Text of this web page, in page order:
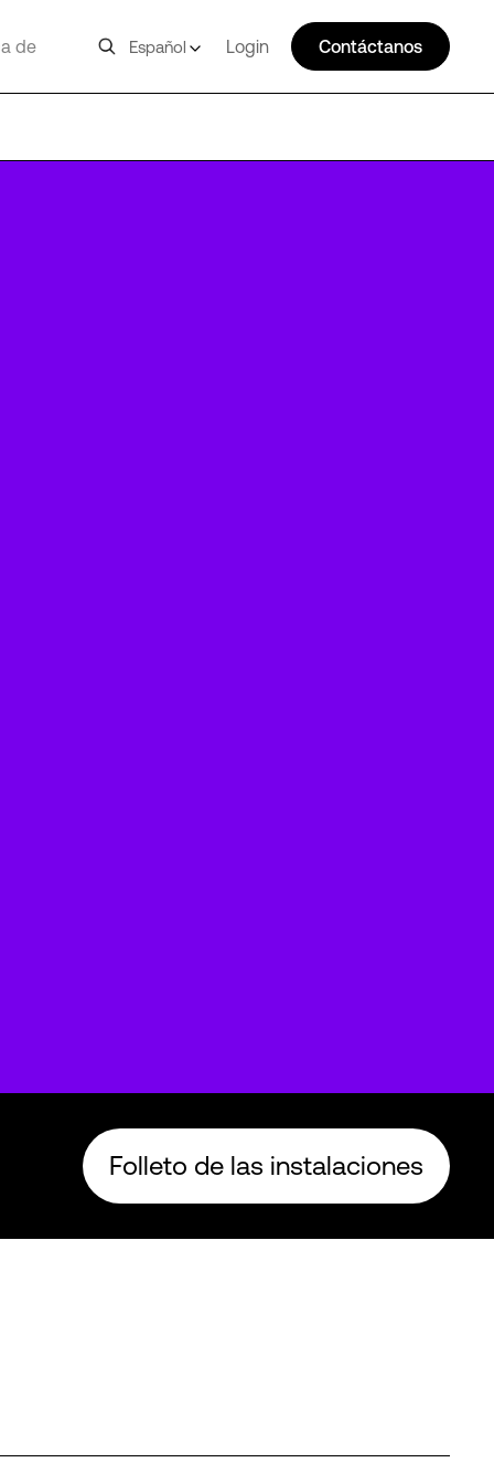
de Español Login Contáctanos
FRA10
Folleto de las instalaciones